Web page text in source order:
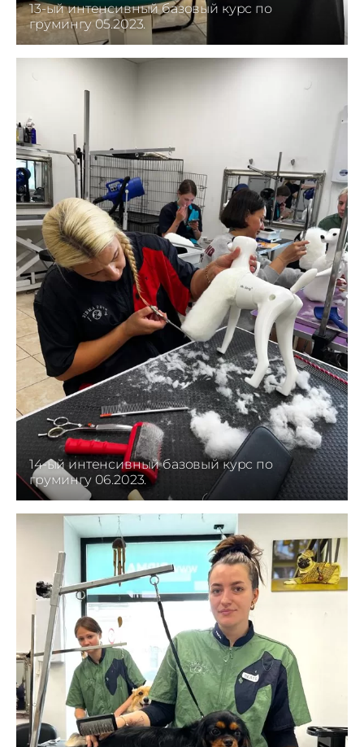
13-ый интенсивный базовый курс по
грумингу 05.2023.
14-ый интенсивный базовый курс по
грумингу 06.2023.